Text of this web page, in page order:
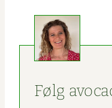
Følg